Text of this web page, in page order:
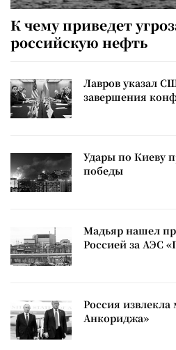
К чему приведет
российскую нефть
Лавров указал
завершения
Удары по Киеву
победы
Мадьяр нашел
Россией за АЭС
Россия
Анкориджа»